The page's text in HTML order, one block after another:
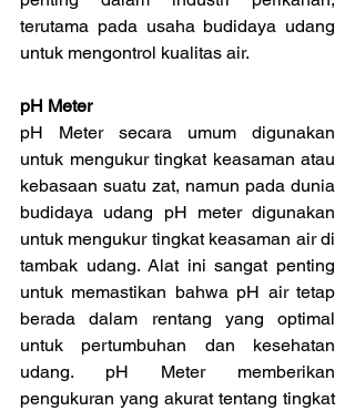
terutama pada usaha budidaya udang
untuk mengontrol kualitas air.
pH Meter
pH Meter secara umum digunakan
untuk mengukur tingkat keasaman atau
kebasaan suatu zat, namun pada dunia
budidaya udang pH meter digunakan
untuk mengukur tingkat keasaman air di
tambak udang. Alat ini sangat penting
untuk memastikan bahwa pH air tetap
berada dalam rentang yang optimal
untuk pertumbuhan dan kesehatan
udang. pH Meter memberikan
pengukuran yang akurat tentang tingkat